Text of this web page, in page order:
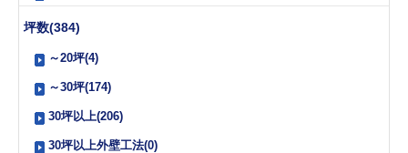
坪数(384)
～20坪(4)
～30坪(174)
30坪以上(206)
30坪以上外壁工法(0)